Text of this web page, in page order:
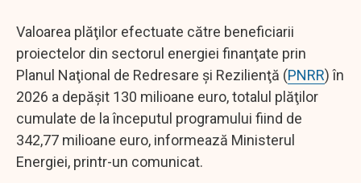
Valoarea plăţilor efectuate către beneficiarii
proiectelor din sectorul energiei finanţate prin
Planul Naţional de Redresare şi Rezilienţă (PNRR) în
2026 a depăşit 130 milioane euro, totalul plăţilor
cumulate de la începutul programului fiind de
342,77 milioane euro, informează Ministerul
Energiei, printr-un comunicat.